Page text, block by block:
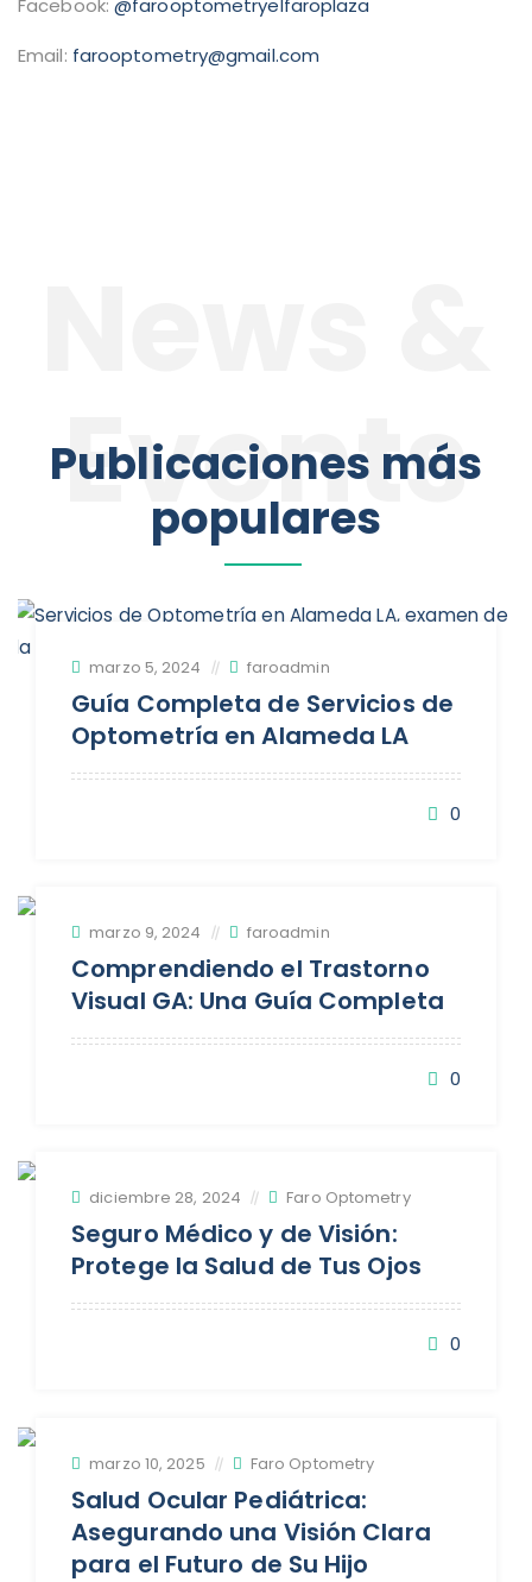
Email: farooptometry@gmail.com
Events
Publicaciones más
populares
marzo 5, 2024 faroadmin
Guía Completa de Servicios de
Optometría en Alameda LA
0
marzo 9, 2024 faroadmin
Comprendiendo el Trastorno
Visual GA: Una Guía Completa
0
diciembre 28, 2024 Faro Optometry
Seguro Médico y de Visión:
Protege la Salud de Tus Ojos
0
marzo 10, 2025 Faro Optometry
Salud Ocular Pediátrica:
Asegurando una Visión Clara
para el Futuro de Su Hijo